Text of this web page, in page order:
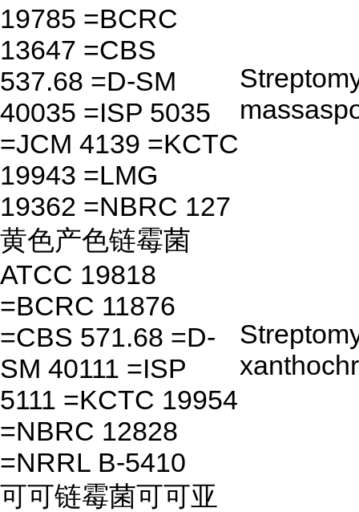
19785 =BCRC
13647 =CBS
537.68 =D-SM
40035 =ISP 5035
=JCM 4139 =KCTC
19943 =LMG
19362 =NBRC 127
黄色产色链霉菌
ATCC 19818
=BCRC 11876
=CBS 571.68 =D-
SM 40111 =ISP
5111 =KCTC 19954
=NBRC 12828
=NRRL B-5410
可可链霉菌可可亚